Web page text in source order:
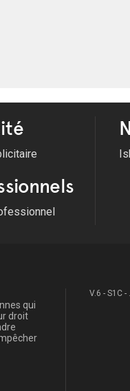
qui
droit
V.6 - S1C